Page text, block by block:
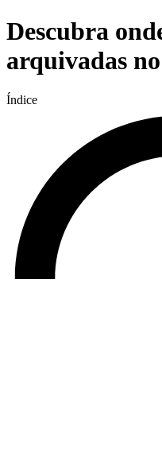
Descubra
arquivadas
Índice